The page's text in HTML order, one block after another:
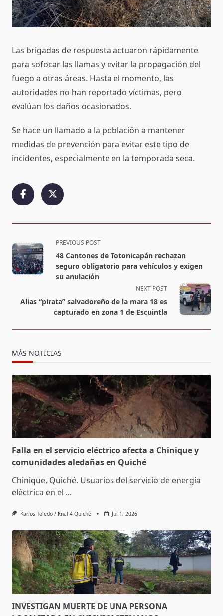
Las brigadas de respuesta actuaron rápidamente
para sofocar las llamas y evitar la propagación del
fuego a otras áreas. Hasta el momento, las
autoridades no han reportado víctimas, pero
evalúan los daños ocasionados.
Se hace un llamado a la población a mantener
medidas de prevención para evitar este tipo de
incidentes, especialmente en la temporada seca.
<span
class="nav-
subtitle
screen-
text">Page</span>
PREVIOUS POST
48 Cantones de Totonicapán rechazan
seguro obligatorio para vehículos y exigen
su anulación
NEXT POST
Alias “pirata” salvadoreño de la mara 18 es
capturado en zona 1 de Escuintla
MÁS NOTICIAS
Falla en el servicio eléctrico afecta a Chinique y
comunidades aledañas en Quiché
Chinique, Quiché. Usuarios del servicio de energía
eléctrica en el ...
Karlos Toledo / Knal 4 Quiché Jul 1, 2026
INVESTIGAN MUERTE DE UNA PERSONA